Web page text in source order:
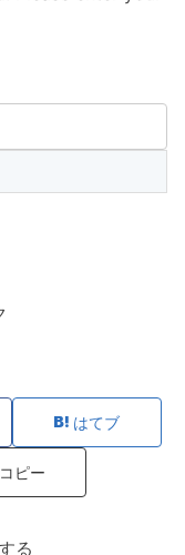
はてブ
コピー
る